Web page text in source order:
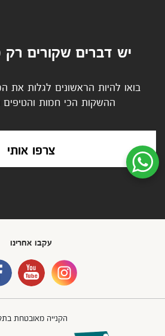
יש דברים שקורים
בואו להיות הראשונים לגלות את
ההשקות הכי חמות והטיפים
צרפו אותי
עקבו אחרינו
הקנייה מאובטחת
שיחת ווטסאפ עם שירות הלקוחות